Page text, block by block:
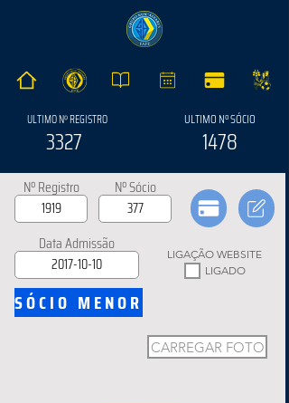
ULTIMO Nº REGISTRO
3327
ULTIMO Nº SÓCIO
1478
Nº Registro Nº Sócio
Data Admissão
LIGAÇÃO WEBSITE
LIGADO
SÓCIO MENOR
CARREGAR FOTO